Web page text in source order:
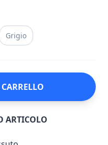
Grigio
ARTICOLO